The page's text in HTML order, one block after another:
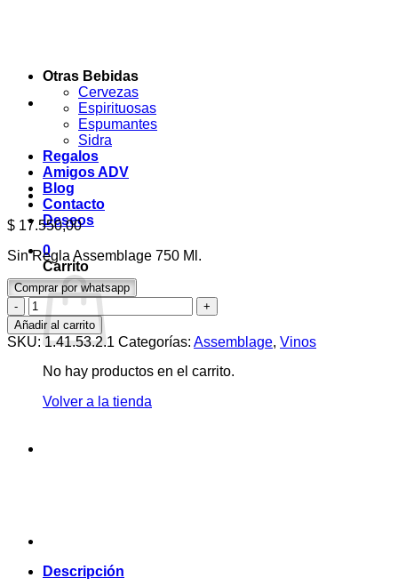
Otras Bebidas
Cervezas
Espirituosas
Espumantes
Sidra
Regalos
Amigos ADV
Blog
Contacto
Deseos
0
Carrito
No hay productos en el carrito.
Volver a la tienda
$ 17.550,00
Sin Regla Assemblage 750 Ml.
Comprar por whatsapp
Sin
Regla
Assemblage
750
Ml.
cantidad
Añadir al carrito
SKU:1.41.53.2.1 Categorías: Assemblage, Vinos
Descripción